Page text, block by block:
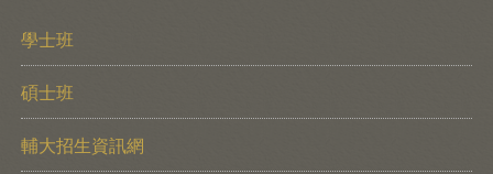
學士班
碩士班
輔大招生資訊網